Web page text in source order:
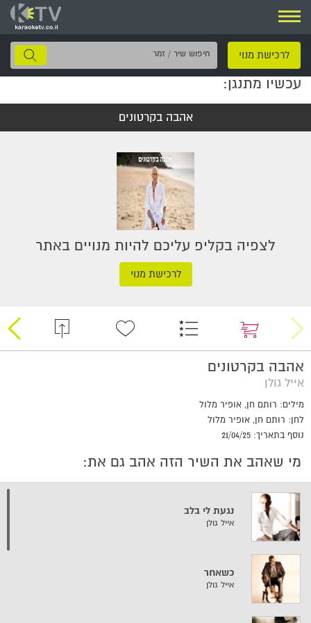
ניווט
לרכישת מנוי
חיפוש
שיר
עכשיו מתנגן:
אהבה בקרטונים
לצפיה בקליפ עליכם להיות מנויים באתר
לרכישת מנוי
אהבה בקרטונים
אייל גולן
מילים: רותם חן, אופיר מלול
לחן: רותם חן, אופיר מלול
נוסף בתאריך: 21/04/25
מי שאהב את השיר הזה אהב גם את:
נגעת לי בלב
אייל גולן
כשאחר
אייל גולן